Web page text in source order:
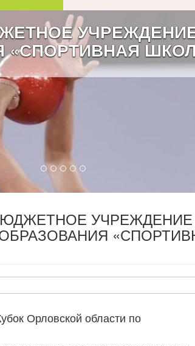
«СПОРТИВНАЯ
УЧРЕЖДЕНИЕ
Орловской области по